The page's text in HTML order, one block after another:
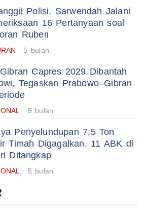
Polisi, Sarwendah Jalani
16 Pertanyaan soal
Ruben
5 bulan
Capres 2029 Dibantah
Tegaskan Prabowo–Gibran
5 bulan
Penyelundupan 7,5 Ton
Timah Digagalkan, 11 ABK di
Ditangkap
5 bulan